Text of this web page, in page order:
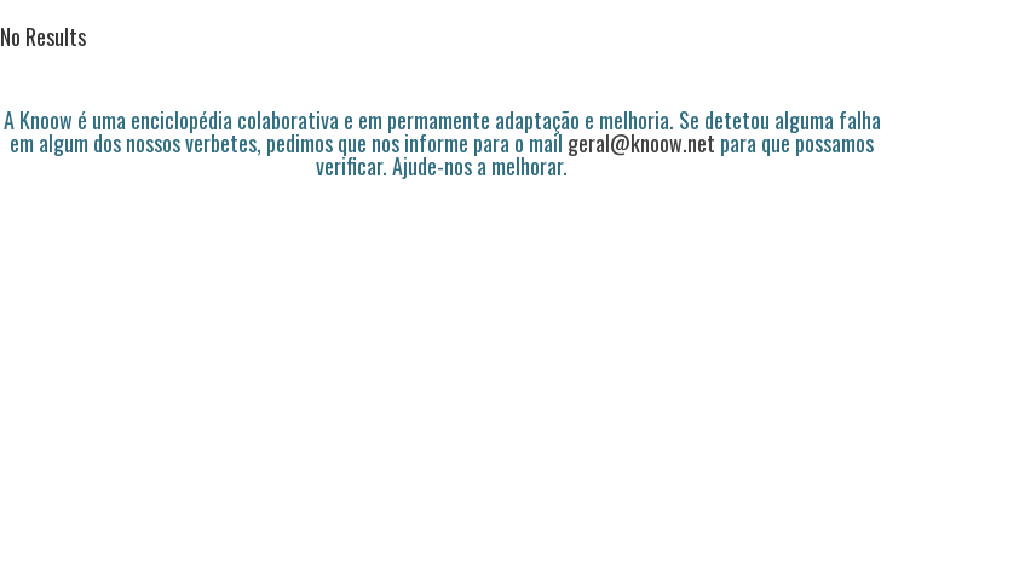
No Results
A Knoow é uma enciclopédia colaborativa e em permamente adaptação e melhoria. Se detetou alguma falha
em algum dos nossos verbetes, pedimos que nos informe para o mail geral@knoow.net para que possamos
verificar. Ajude-nos a melhorar.